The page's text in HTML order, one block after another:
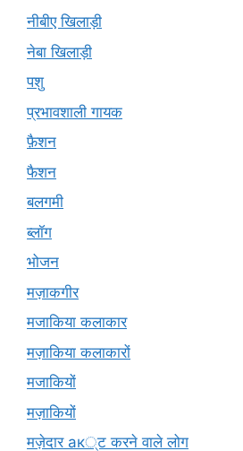
नीबीए खिलाड़ी
नेबा खिलाड़ी
पशु
प्रभावशाली गायक
फ़ैशन
फैशन
बलगमी
ब्लॉग
भोजन
मज़ाकगीर
मजाकिया कलाकार
मज़ाकिया कलाकारों
मजाकियों
मज़ाकियों
मज़ेदार ак्ट करने वाले लोग